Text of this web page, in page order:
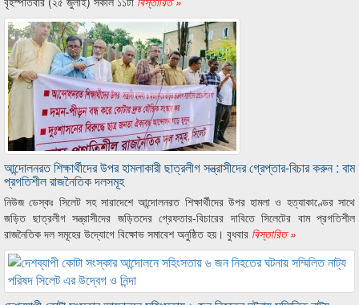
আন্দোলনরত শিক্ষার্থীদের উপর হামলাকারী ছাত্রলীগ সন্ত্রাসীদের গ্রেপ্তার-বিচার করুন : বাম
প্রগতিশীল রাজনৈতিক দলসমূহ
নিউজ ডেস্কঃ সিলেট সহ সারাদেশে আন্দোলনরত শিক্ষার্থীদের উপর হামলা ও হত্যাকাণ্ডের সাথে
জড়িত ছাত্রলীগ সন্ত্রাসীদের জড়িতদের গ্রেফতার-বিচারের দাবিতে সিলেটের বাম প্রগতিশীল
রাজনৈতিক দল সমূহের উদ্যোগে বিক্ষোভ সমাবেশ অনুষ্ঠিত হয়। বুধবার বিস্তারিত »